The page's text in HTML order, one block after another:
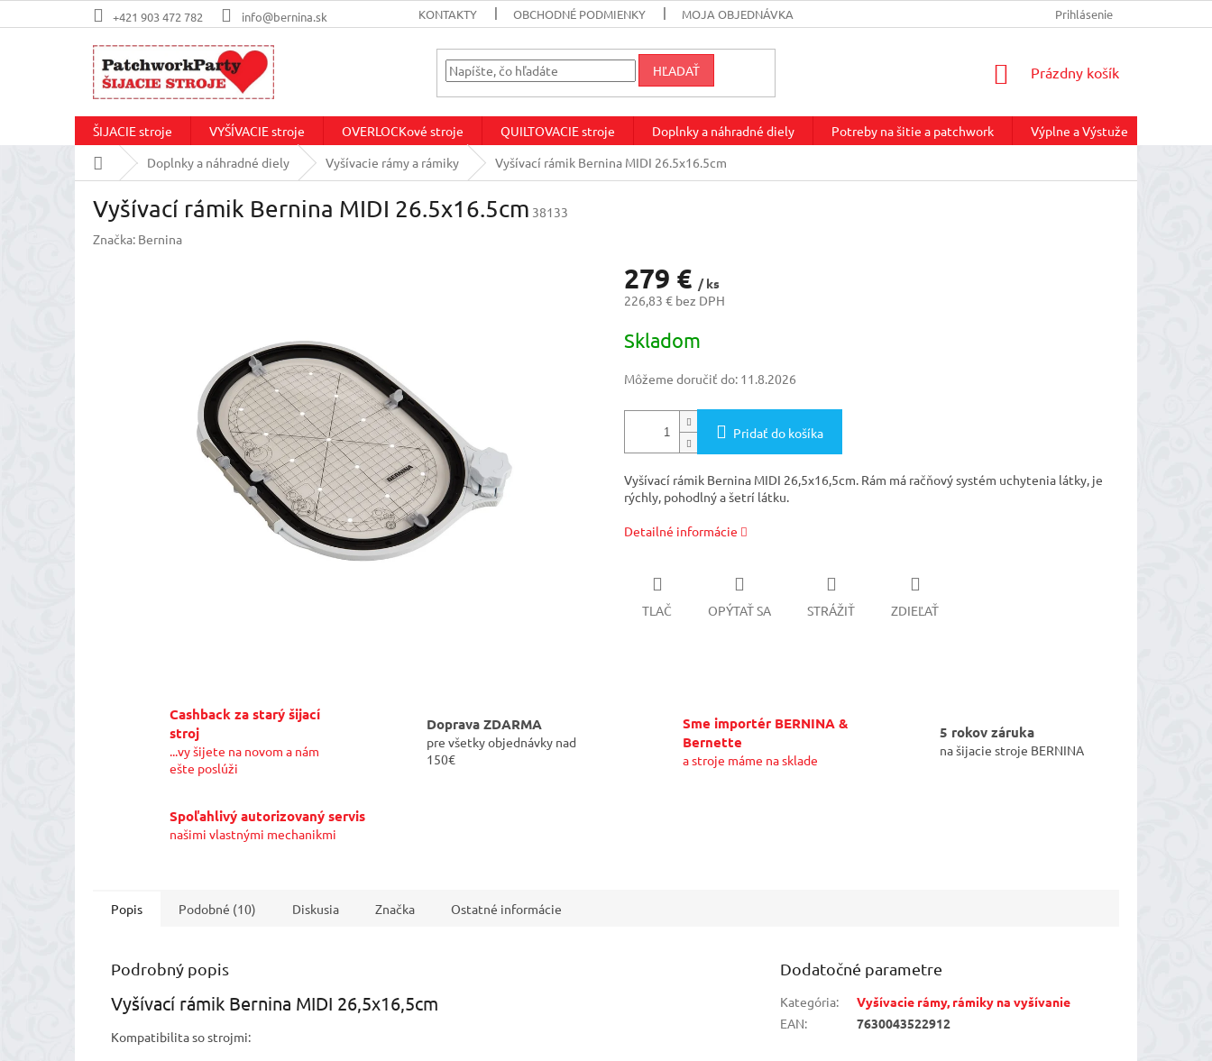
na
+421 903 472 782 info@bernina.sk KONTAKTY OBCHODNÉ PODMIENKY MOJA OBJEDNÁVKA REKLAMAČNÝ PORIADOK
Prihlásenie
HĽADAŤ
NÁKUPNÝ
Prázdny košík
ŠIJACIE stroje VYŠÍVACIE stroje OVERLOCKové stroje QUILTOVACIE stroje Doplnky a náhradné diely Potreby na šitie a patchwork Výplne a Výstuže
DomovDoplnky a náhradné diely Vyšívacie rámy a rámiky Vyšívací rámik Bernina MIDI 26.5x16.5cm
Vyšívací rámik Bernina MIDI 26.5x16.5cm 38133
Značka: Bernina
279 € / ks
226,83 € bez DPH
cena:
Skladom
Môžeme doručiť do: 11.8.2026
Pridať do košíka
Vyšívací rámik Bernina MIDI 26,5x16,5cm. Rám má račňový systém uchytenia látky, je
rýchly, pohodlný a šetrí látku.
Detailné informácie
TLAČ OPÝTAŤ SA STRÁŽIŤ ZDIEĽAŤ
Cashback za starý šijací
stroj
...vy šijete na novom a nám
ešte poslúži
Doprava ZDARMA
pre všetky objednávky nad
150€
Sme importér BERNINA &
Bernette
a stroje máme na sklade
5 rokov záruka
na šijacie stroje BERNINA
Spoľahlivý autorizovaný servis
našimi vlastnými mechanikmi
Popis Podobné (10) Diskusia Značka Ostatné informácie
Podrobný popis
Vyšívací rámik Bernina MIDI 26,5x16,5cm
Kompatibilita so strojmi:
Dodatočné parametre
Kategória:
Vyšívacie rámy, rámiky na vyšívanie
EAN: 7630043522912